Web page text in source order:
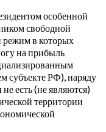
особенной
свободной
режим в которых
на прибыль
субъекте РФ), наряду
есть (не являются)
территории